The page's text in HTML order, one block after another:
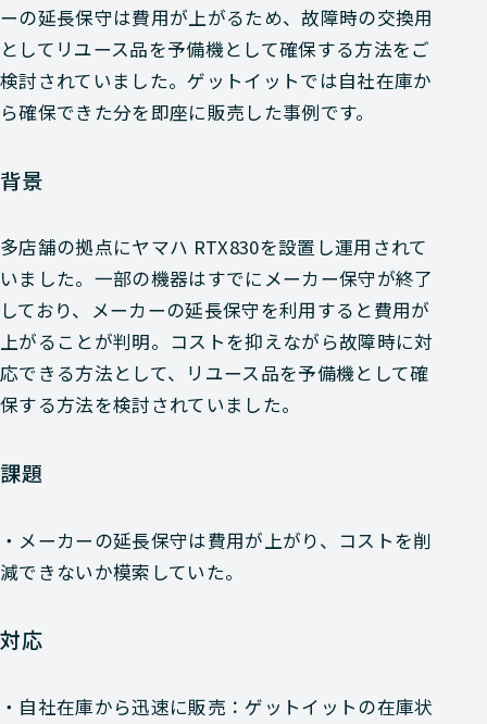
ーの延長保守は費用が上がるため、故障時の交換用
としてリユース品を予備機として確保する方法をご
検討されていました。ゲットイットでは自社在庫か
ら確保できた分を即座に販売した事例です。
背景
多店舗の拠点にヤマハ RTX830を設置し運用されて
いました。一部の機器はすでにメーカー保守が終了
しており、メーカーの延長保守を利用すると費用が
上がることが判明。コストを抑えながら故障時に対
応できる方法として、リユース品を予備機として確
保する方法を検討されていました。
課題
・メーカーの延長保守は費用が上がり、コストを削
減できないか模索していた。
対応
・自社在庫から迅速に販売：ゲットイットの在庫状